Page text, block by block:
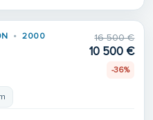
2000 16 500 €
10 500 €
-36%